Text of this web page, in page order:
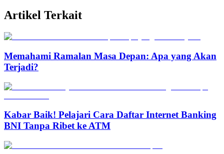
Artikel Terkait
Memahami Ramalan Masa Depan: Apa yang Akan
Terjadi?
Kabar Baik! Pelajari Cara Daftar Internet Banking
BNI Tanpa Ribet ke ATM